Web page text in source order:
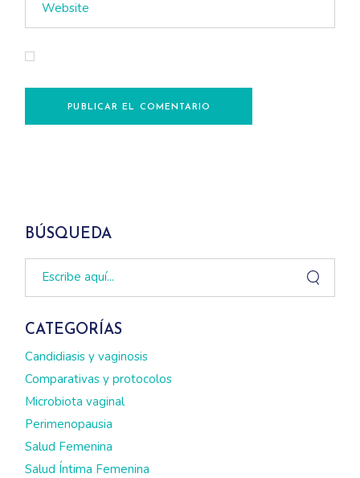
PUBLICAR EL COMENTARIO
BÚSQUEDA
Search
CATEGORÍAS
Candidiasis y vaginosis
Comparativas y protocolos
Microbiota vaginal
Perimenopausia
Salud Femenina
Salud Íntima Femenina